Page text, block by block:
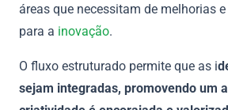
áreas que necessitam de melhorias
para a inovação.
O fluxo estruturado permite que as i
sejam integradas, promovendo um